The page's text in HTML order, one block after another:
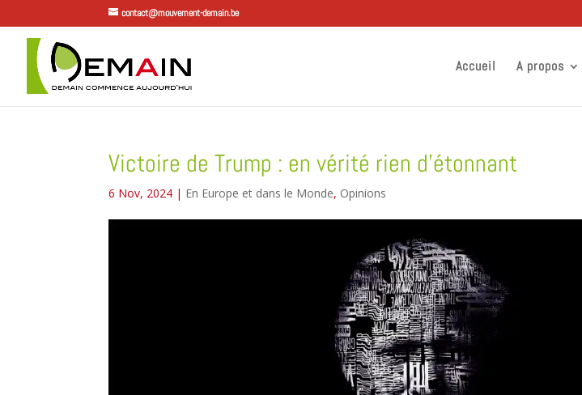
contact@mouvement-demain.be
Accueil A propos
Victoire de Trump : en vérité rien d’étonnant
6 Nov, 2024 | En Europe et dans le Monde, Opinions